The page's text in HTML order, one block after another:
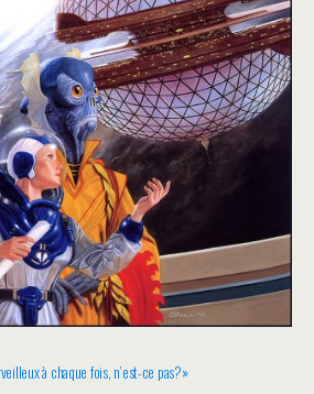
à chaque fois, n’est-ce pas?»